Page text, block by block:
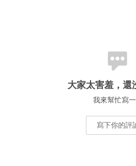
大家太害羞，還
我來幫忙寫
寫下你的評